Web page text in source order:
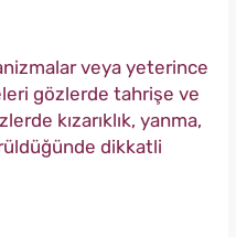
veya yeterince
gözlerde tahrişe ve
kızarıklık, yanma,
dikkatli